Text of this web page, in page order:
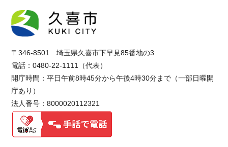
〒346-8501 埼玉県久喜市下早見85番地の3
電話：0480-22-1111（代表）
開庁時間：平日午前8時45分から午後4時30分まで（一部日曜開
庁あり）
法人番号：8000020112321